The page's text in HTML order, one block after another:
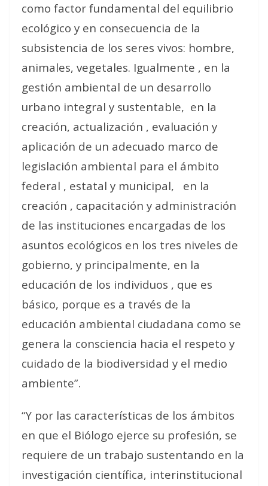
como factor fundamental del equilibrio
ecológico y en consecuencia de la
subsistencia de los seres vivos: hombre,
animales, vegetales. Igualmente , en la
gestión ambiental de un desarrollo
urbano integral y sustentable, en la
creación, actualización , evaluación y
aplicación de un adecuado marco de
legislación ambiental para el ámbito
federal , estatal y municipal,
en la
creación , capacitación y administración
de las instituciones encargadas de los
asuntos ecológicos en los tres niveles de
gobierno, y principalmente, en la
educación de los individuos , que es
básico, porque es a través de la
educación ambiental ciudadana como se
genera la consciencia hacia el respeto y
cuidado de la biodiversidad y el medio
ambiente”.
“Y por las características de los ámbitos
en que el Biólogo ejerce su profesión, se
requiere de un trabajo sustentando en la
investigación científica, interinstitucional